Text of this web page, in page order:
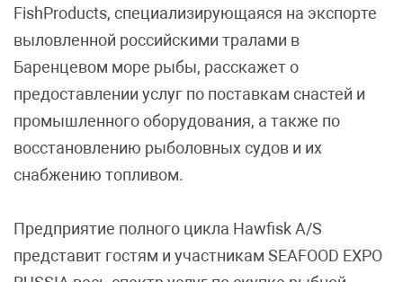
FishProducts, специализирующаяся на экспорте
выловленной российскими тралами в
Баренцевом море рыбы, расскажет о
предоставлении услуг по поставкам снастей и
промышленного оборудования, а также по
восстановлению рыболовных судов и их
снабжению топливом.
Предприятие полного цикла Hawfisk A/S
представит гостям и участникам SEAFOOD EXPO